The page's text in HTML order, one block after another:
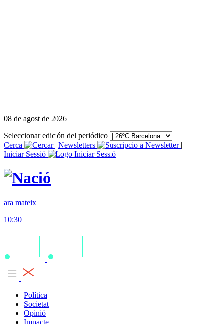
08 de agost de 2026
Seleccionar edición del periódico
Cerca
| Newsletters
|
Iniciar Sessió
ara mateix
10:30
Política
Societat
Opinió
Impacte